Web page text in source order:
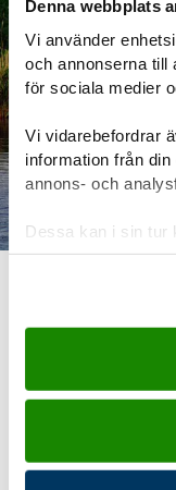
Denna webbplats
Vi använder
och annonserna till
för sociala medier
Vi vidarebefordrar
information från
annons- och
Dessa kan i sin tur
information som
försöker vi hålla
Behöver du hjälp
stödfond.